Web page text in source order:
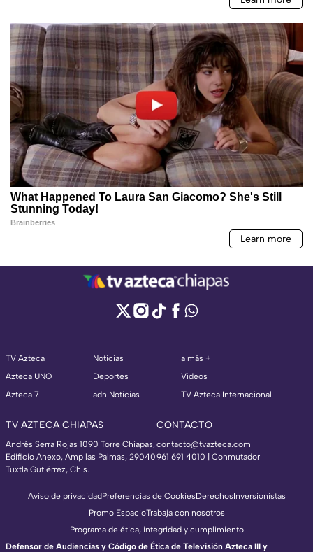
TV Azteca
Azteca UNO
Azteca 7
Noticias
Deportes
adn Noticias
a más +
Videos
TV Azteca Internacional
TV AZTECA CHIAPAS
Andrés Serra Rojas 1090 Torre Chiapas,
Edificio Anexo, Amp las Palmas, 29040
Tuxtla Gutiérrez, Chis.
CONTACTO
contacto@tvazteca.com
961 691 4010 | Conmutador
Aviso de privacidadPreferencias de CookiesDerechosInversionistas
Promo EspacioTrabaja con nosotros
Programa de ética, integridad y cumplimiento
Defensor de Audiencias y Código de Ética de Televisión Azteca III y